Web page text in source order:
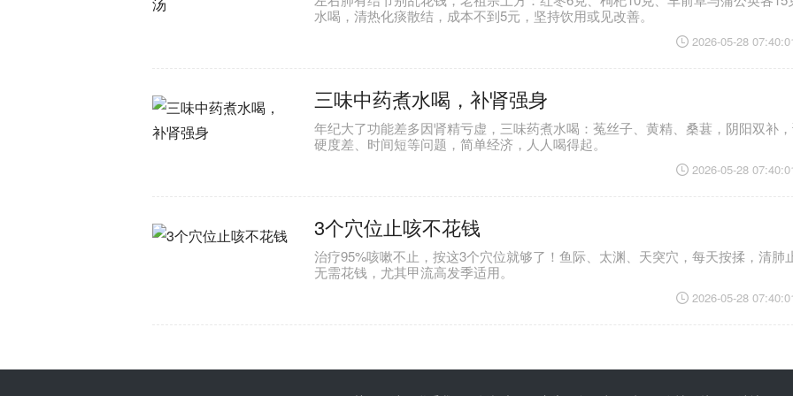
水喝，清热化痰散结，成本不到5元，坚持饮用或见改善。
2026-05-28
三味中药煮水喝，补肾强身
年纪大了功能差多因肾精亏虚，三味药煮水喝：菟丝子、黄精、桑葚，阴阳双补
硬度差、时间短等问题，简单经济，人人喝得起。
2026-05-28
3个穴位止咳不花钱
治疗95%咳嗽不止，按这3个穴位就够了！鱼际、太渊、天突穴，每天按揉，清肺
无需花钱，尤其甲流高发季适用。
2026-05-28